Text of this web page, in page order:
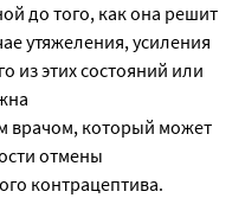
до того, как она решит
утяжеления, усиления
из этих состояний или
врачом, который может
отмены
контрацептива.